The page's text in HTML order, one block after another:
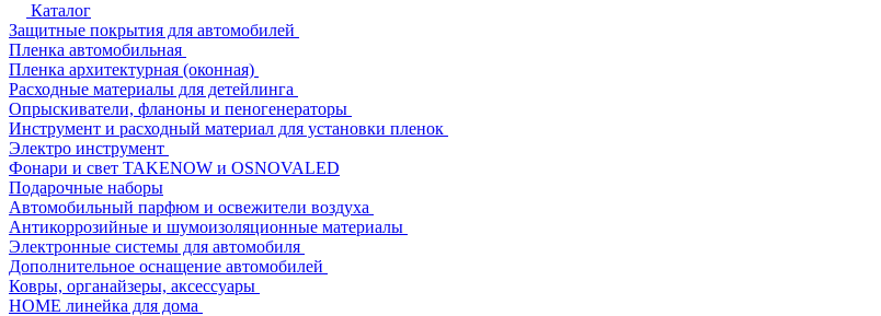
Каталог
Защитные покрытия для автомобилей
Пленка автомобильная
Пленка архитектурная (оконная)
Расходные материалы для детейлинга
Опрыскиватели, фланоны и пеногенераторы
Инструмент и расходный материал для установки пленок
Электро инструмент
Фонари и свет TAKENOW и OSNOVALED
Подарочные наборы
Автомобильный парфюм и освежители воздуха
Антикоррозийные и шумоизоляционные материалы
Электронные системы для автомобиля
Дополнительное оснащение автомобилей
Ковры, органайзеры, аксессуары
HOME линейка для дома